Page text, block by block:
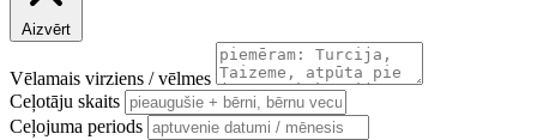
Aizvērt
Vēlamais virziens / vēlmes
Ceļotāju skaits
Ceļojuma periods